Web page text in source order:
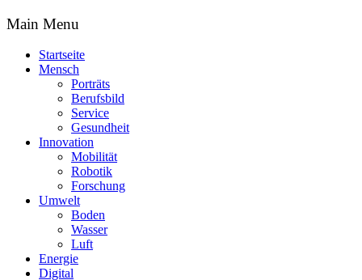
Main Menu
Startseite
Mensch
Porträts
Berufsbild
Service
Gesundheit
Innovation
Mobilität
Robotik
Forschung
Umwelt
Boden
Wasser
Luft
Energie
Digital